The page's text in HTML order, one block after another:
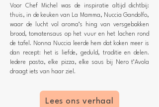
Voor Chef Michel was de inspiratie altijd dichtbij:
thuis, in de keuken van La Mamma, Nuccia Gandolfo,
waar de lucht vol aroma’s hing van versgebakken
brood, tomatensaus op het vuur en het lachen rond
de tafel. Nonna Nuccia leerde hem dat koken meer is
dan recept: het is liefde, geduld, traditie en delen.
Iedere pasta, elke pizza, elke saus bij Nero t’Avola
draagt iets van haar ziel.
Lees ons verhaal